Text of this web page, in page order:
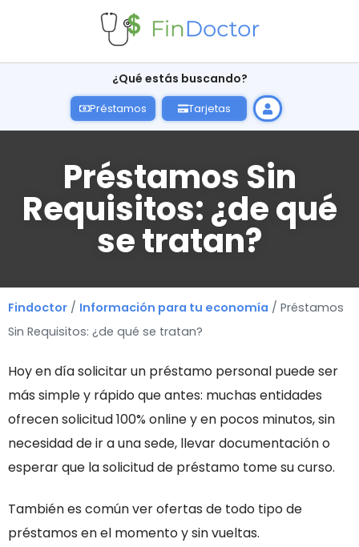
¿Qué estás buscando?
Préstamos Tarjetas
Préstamos Sin
Requisitos: ¿de qué
se tratan?
Findoctor / Información para tu economía / Préstamos
Sin Requisitos: ¿de qué se tratan?
Hoy en día solicitar un préstamo personal puede ser
más simple y rápido que antes: muchas entidades
ofrecen solicitud 100% online y en pocos minutos, sin
necesidad de ir a una sede, llevar documentación o
esperar que la solicitud de préstamo tome su curso.
También es común ver ofertas de todo tipo de
préstamos en el momento y sin vueltas.